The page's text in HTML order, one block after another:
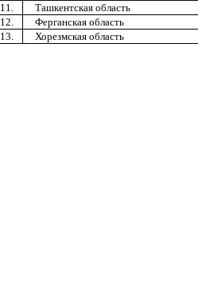
11.
Ташкентская область
12.
Ферганская область
13.
Хорезмская область